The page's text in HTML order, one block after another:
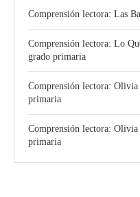
Comprensión lectora: Las
Comprensión lectora: Lo
grado primaria
Comprensión lectora:
primaria
Comprensión lectora:
primaria